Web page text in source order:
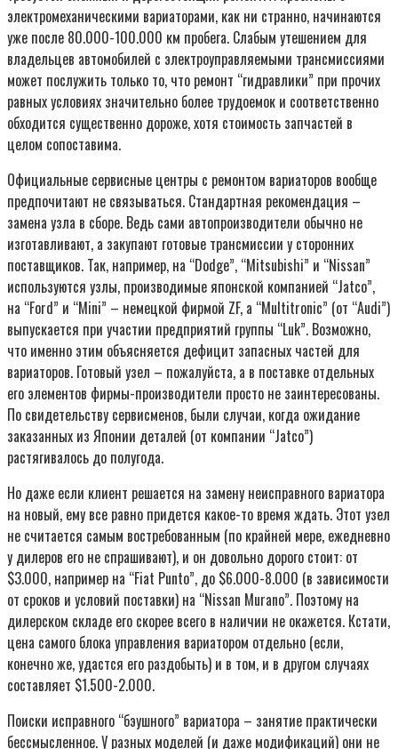
электромеханическими вариаторами, как ни странно, начинаются
уже после 80.000-100.000 км пробега. Слабым утешением для
владельцев автомобилей с электроуправляемыми трансмиссиями
может послужить только то, что ремонт “гидравлики” при прочих
равных условиях значительно более трудоемок и соответственно
обходится существенно дороже, хотя стоимость запчастей в
целом сопоставима.
Официальные сервисные центры с ремонтом вариаторов вообще
предпочитают не связываться. Стандартная рекомендация –
замена узла в сборе. Ведь сами автопроизводители обычно не
изготавливают, а закупают готовые трансмиссии у сторонних
поставщиков. Так, например, на “Dodge”, “Mitsubishi” и “Nissan”
используются узлы, производимые японской компанией “Jatco”,
на “Ford” и “Mini” – немецкой фирмой ZF, а “Multitronic” (от “Audi”)
выпускается при участии предприятий группы “Luk”. Возможно,
что именно этим объясняется дефицит запасных частей для
вариаторов. Готовый узел – пожалуйста, а в поставке отдельных
его элементов фирмы-производители просто не заинтересованы.
По свидетельству сервисменов, были случаи, когда ожидание
заказанных из Японии деталей (от компании “Jatco”)
растягивалось до полугода.
Но даже если клиент решается на замену неисправного вариатора
на новый, ему все равно придется какое-то время ждать. Этот узел
не считается самым востребованным (по крайней мере, ежедневно
у дилеров его не спрашивают), и он довольно дорого стоит: от
$3.000, например на “Fiat Punto”, до $6.000-8.000 (в зависимости
от сроков и условий поставки) на “Nissan Murano”. Поэтому на
дилерском складе его скорее всего в наличии не окажется. Кстати,
цена самого блока управления вариатором отдельно (если,
конечно же, удастся его раздобыть) и в том, и в другом случаях
составляет $1.500-2.000.
Поиски исправного “бэушного” вариатора – занятие практически
бессмысленное. У разных моделей (и даже модификаций) они не